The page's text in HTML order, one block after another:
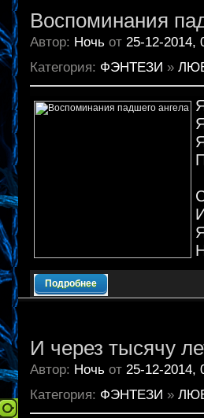
Воспоминания
Автор: Ночь от 25-12-2014,
Категория: ФЭНТЕЗИ »
Подробнее
И через тысячу
Автор: Ночь от 25-12-2014,
Категория: ФЭНТЕЗИ »